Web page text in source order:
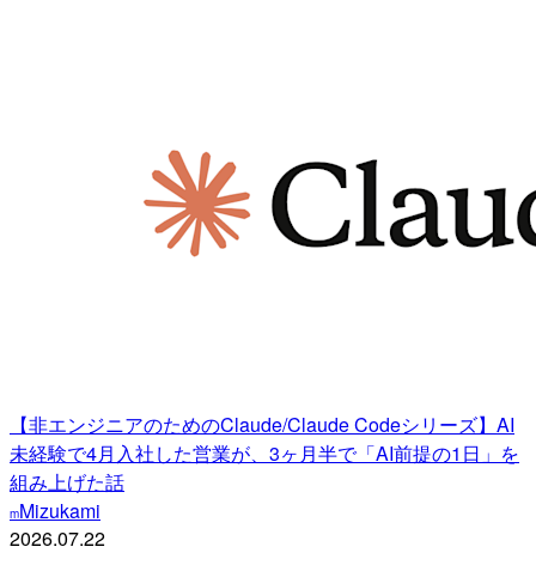
【非エンジニアのためのClaude/Claude Codeシリーズ】AI
未経験で4月入社した営業が、3ヶ月半で「AI前提の1日」を
組み上げた話
mMizukami
2026.07.22